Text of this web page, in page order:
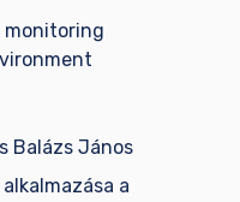
Balázs János
a